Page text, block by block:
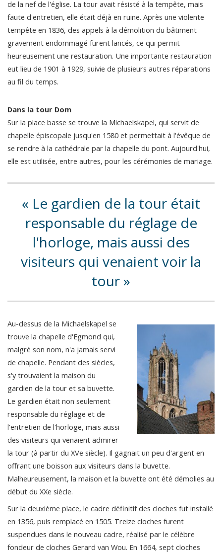
de la nef de l'église. La tour avait résisté à la tempête, mais
faute d'entretien, elle était déjà en ruine. Après une violente
tempête en 1836, des appels à la démolition du bâtiment
gravement endommagé furent lancés, ce qui permit
heureusement une restauration. Une importante restauration
eut lieu de 1901 à 1929, suivie de plusieurs autres réparations
au fil du temps.
Dans la tour Dom
Sur la place basse se trouve la Michaelskapel, qui servit de
chapelle épiscopale jusqu'en 1580 et permettait à l'évêque de
se rendre à la cathédrale par la chapelle du pont. Aujourd'hui,
elle est utilisée, entre autres, pour les cérémonies de mariage.
Le gardien de la tour était
responsable du réglage de
l'horloge, mais aussi des
visiteurs qui venaient voir la
tour
Au-dessus de la Michaelskapel se
trouve la chapelle d'Egmond qui,
malgré son nom, n'a jamais servi
de chapelle. Pendant des siècles,
s'y trouvaient la maison du
gardien de la tour et sa buvette.
Le gardien était non seulement
responsable du réglage et de
l'entretien de l'horloge, mais aussi
des visiteurs qui venaient admirer
la tour (à partir du XVe siècle). Il gagnait un peu d'argent en
offrant une boisson aux visiteurs dans la buvette.
Malheureusement, la maison et la buvette ont été démolies au
début du XXe siècle.
Sur la deuxième place, le cadre définitif des cloches fut installé
en 1356, puis remplacé en 1505. Treize cloches furent
suspendues dans le nouveau cadre, réalisé par le célèbre
fondeur de cloches Gerard van Wou. En 1664, sept cloches